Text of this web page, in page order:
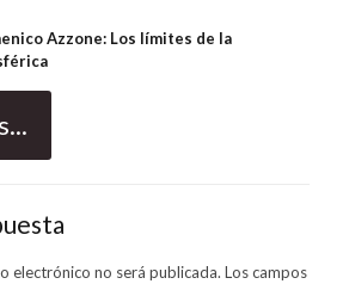
Azzone: Los límites de la
electrónico no será publicada. Los campos